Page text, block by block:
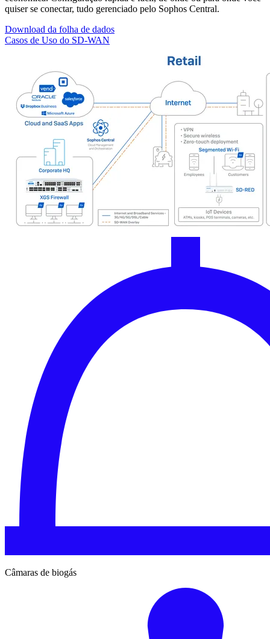
quiser se conectar, tudo gerenciado pelo Sophos Central.
Download da folha de dados
Casos de Uso do SD-WAN
Câmaras de biogás